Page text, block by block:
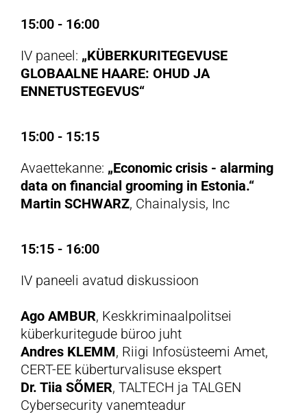
15:00 - 16:00
IV paneel: „KÜBERKURITEGEVUSE
GLOBAALNE HAARE: OHUD JA
ENNETUSTEGEVUS“
15:00 - 15:15
Avaettekanne: „Economic crisis - alarming
data on financial grooming in Estonia.“
Martin SCHWARZ, Chainalysis, Inc
15:15 - 16:00
IV paneeli avatud diskussioon
Ago AMBUR, Keskkriminaalpolitsei
küberkuritegude büroo juht
Andres KLEMM, Riigi Infosüsteemi Amet,
CERT-EE küberturvalisuse ekspert
Dr. Tiia SÕMER, TALTECH ja TALGEN
Cybersecurity vanemteadur